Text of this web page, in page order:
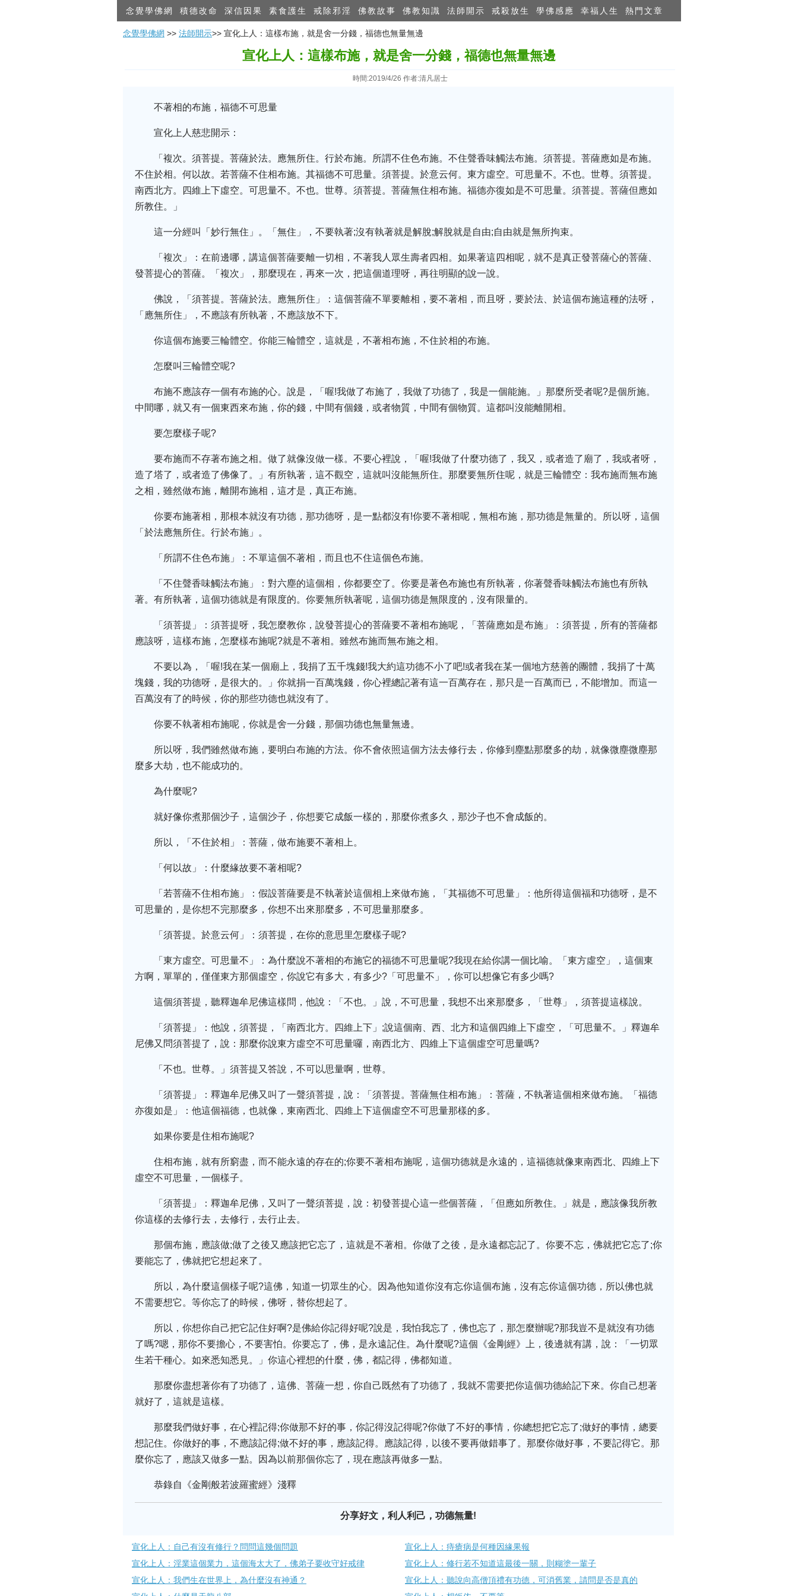
念覺學佛網 積德改命 深信因果 素食護生 戒除邪淫 佛教故事 佛教知識 法師開示 戒殺放生 學佛感應 幸福人生 熱門文章
念覺學佛網 >> 法師開示>> 宣化上人：這樣布施，就是舍一分錢，福德也無量無邊
宣化上人：這樣布施，就是舍一分錢，福德也無量無邊
時間:2019/4/26 作者:清凡居士
不著相的布施，福德不可思量
宣化上人慈悲開示：
「複次。須菩提。菩薩於法。應無所住。行於布施。所謂不住色布施。不住聲香味觸法布施。須菩提。菩薩應如是布施。
不住於相。何以故。若菩薩不住相布施。其福德不可思量。須菩提。於意云何。東方虛空。可思量不。不也。世尊。須菩提。
南西北方。四維上下虛空。可思量不。不也。世尊。須菩提。菩薩無住相布施。福德亦復如是不可思量。須菩提。菩薩但應如
所教住。」
這一分經叫「妙行無住」。「無住」，不要執著;沒有執著就是解脫;解脫就是自由;自由就是無所拘束。
「複次」：在前邊哪，講這個菩薩要離一切相，不著我人眾生壽者四相。如果著這四相呢，就不是真正發菩薩心的菩薩、
發菩提心的菩薩。「複次」，那麼現在，再來一次，把這個道理呀，再往明顯的說一說。
佛說，「須菩提。菩薩於法。應無所住」：這個菩薩不單要離相，要不著相，而且呀，要於法、於這個布施這種的法呀，
「應無所住」，不應該有所執著，不應該放不下。
你這個布施要三輪體空。你能三輪體空，這就是，不著相布施，不住於相的布施。
怎麼叫三輪體空呢?
布施不應該存一個有布施的心。說是，「喔!我做了布施了，我做了功德了，我是一個能施。」那麼所受者呢?是個所施。
中間哪，就又有一個東西來布施，你的錢，中間有個錢，或者物質，中間有個物質。這都叫沒能離開相。
要怎麼樣子呢?
要布施而不存著布施之相。做了就像沒做一樣。不要心裡說，「喔!我做了什麼功德了，我又，或者造了廟了，我或者呀，
造了塔了，或者造了佛像了。」有所執著，這不觀空，這就叫沒能無所住。那麼要無所住呢，就是三輪體空：我布施而無布施
之相，雖然做布施，離開布施相，這才是，真正布施。
你要布施著相，那根本就沒有功德，那功德呀，是一點都沒有!你要不著相呢，無相布施，那功德是無量的。所以呀，這個
「於法應無所住。行於布施」。
「所謂不住色布施」：不單這個不著相，而且也不住這個色布施。
「不住聲香味觸法布施」：對六塵的這個相，你都要空了。你要是著色布施也有所執著，你著聲香味觸法布施也有所執
著。有所執著，這個功德就是有限度的。你要無所執著呢，這個功德是無限度的，沒有限量的。
「須菩提」：須菩提呀，我怎麼教你，說發菩提心的菩薩要不著相布施呢，「菩薩應如是布施」：須菩提，所有的菩薩都
應該呀，這樣布施，怎麼樣布施呢?就是不著相。雖然布施而無布施之相。
不要以為，「喔!我在某一個廟上，我捐了五千塊錢!我大約這功德不小了吧!或者我在某一個地方慈善的團體，我捐了十萬
塊錢，我的功德呀，是很大的。」你就捐一百萬塊錢，你心裡總記著有這一百萬存在，那只是一百萬而已，不能增加。而這一
百萬沒有了的時候，你的那些功德也就沒有了。
你要不執著相布施呢，你就是舍一分錢，那個功德也無量無邊。
所以呀，我們雖然做布施，要明白布施的方法。你不會依照這個方法去修行去，你修到塵點那麼多的劫，就像微塵微塵那
麼多大劫，也不能成功的。
為什麼呢?
就好像你煮那個沙子，這個沙子，你想要它成飯一樣的，那麼你煮多久，那沙子也不會成飯的。
所以，「不住於相」：菩薩，做布施要不著相上。
「何以故」：什麼緣故要不著相呢?
「若菩薩不住相布施」：假設菩薩要是不執著於這個相上來做布施，「其福德不可思量」：他所得這個福和功德呀，是不
可思量的，是你想不完那麼多，你想不出來那麼多，不可思量那麼多。
「須菩提。於意云何」：須菩提，在你的意思里怎麼樣子呢?
「東方虛空。可思量不」：為什麼說不著相的布施它的福德不可思量呢?我現在給你講一個比喻。「東方虛空」，這個東
方啊，單單的，僅僅東方那個虛空，你說它有多大，有多少?「可思量不」，你可以想像它有多少嗎?
這個須菩提，聽釋迦牟尼佛這樣問，他說：「不也。」說，不可思量，我想不出來那麼多，「世尊」，須菩提這樣說。
「須菩提」：他說，須菩提，「南西北方。四維上下」;說這個南、西、北方和這個四維上下虛空，「可思量不。」釋迦牟
尼佛又問須菩提了，說：那麼你說東方虛空不可思量囉，南西北方、四維上下這個虛空可思量嗎?
「不也。世尊。」須菩提又答說，不可以思量啊，世尊。
「須菩提」：釋迦牟尼佛又叫了一聲須菩提，說：「須菩提。菩薩無住相布施」：菩薩，不執著這個相來做布施。「福德
亦復如是」：他這個福德，也就像，東南西北、四維上下這個虛空不可思量那樣的多。
如果你要是住相布施呢?
住相布施，就有所窮盡，而不能永遠的存在的;你要不著相布施呢，這個功德就是永遠的，這福德就像東南西北、四維上下
虛空不可思量，一個樣子。
「須菩提」：釋迦牟尼佛，又叫了一聲須菩提，說：初發菩提心這一些個菩薩，「但應如所教住。」就是，應該像我所教
你這樣的去修行去，去修行，去行止去。
那個布施，應該做;做了之後又應該把它忘了，這就是不著相。你做了之後，是永遠都忘記了。你要不忘，佛就把它忘了;你
要能忘了，佛就把它想起來了。
所以，為什麼這個樣子呢?這佛，知道一切眾生的心。因為他知道你沒有忘你這個布施，沒有忘你這個功德，所以佛也就
不需要想它。等你忘了的時候，佛呀，替你想起了。
所以，你想你自己把它記住好啊?是佛給你記得好呢?說是，我怕我忘了，佛也忘了，那怎麼辦呢?那我豈不是就沒有功德
了嗎?嗯，那你不要擔心，不要害怕。你要忘了，佛，是永遠記住。為什麼呢?這個《金剛經》上，後邊就有講，說：「一切眾
生若干種心。如來悉知悉見。」你這心裡想的什麼，佛，都記得，佛都知道。
那麼你盡想著你有了功德了，這佛、菩薩一想，你自己既然有了功德了，我就不需要把你這個功德給記下來。你自己想著
就好了，這就是這樣。
那麼我們做好事，在心裡記得;你做那不好的事，你記得沒記得呢?你做了不好的事情，你總想把它忘了;做好的事情，總要
想記住。你做好的事，不應該記得;做不好的事，應該記得。應該記得，以後不要再做錯事了。那麼你做好事，不要記得它。那
麼你忘了，應該又做多一點。因為以前那個你忘了，現在應該再做多一點。
恭錄自《金剛般若波羅蜜經》淺釋
分享好文，利人利己，功德無量!
宣化上人：自己有沒有修行？問問這幾個問題
宣化上人：痔瘡病是何種因緣果報
宣化上人：淫業這個業力，這個海太大了，佛弟子要收守好戒律
宣化上人：修行若不知道這最後一關，則糊塗一輩子
宣化上人：我們生在世界上，為什麼沒有神通？
宣化上人：聽說向高僧頂禮有功德，可消舊業，請問是否是真的